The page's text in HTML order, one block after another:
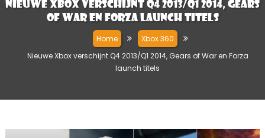
Nieuwe Xbox verschijnt Q4 2013/Q1 2014, Gears
of War en Forza launch titels
Home
Xbox 360
Nieuwe Xbox verschijnt Q4 2013/Q1 2014, Gears of War en Forza
launch titels